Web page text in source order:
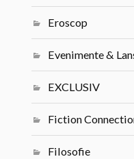
Eroscop
Evenimente &
EXCLUSIV
Fiction
Filosofie